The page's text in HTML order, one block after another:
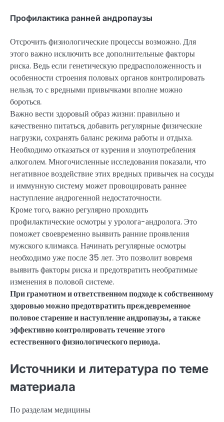
Профилактика ранней андропаузы
Отсрочить физиологические процессы возможно. Для
этого важно исключить все дополнительные факторы
риска. Ведь если генетическую предрасположенность и
особенности строения половых органов контролировать
нельзя, то с вредными привычками вполне можно
бороться.
Важно вести здоровый образ жизни: правильно и
качественно питаться, добавить регулярные физические
нагрузки, сохранять баланс режима работы и отдыха.
Необходимо отказаться от курения и злоупотребления
алкоголем. Многочисленные исследования показали, что
негативное воздействие этих вредных привычек на сосуды
и иммунную систему может провоцировать раннее
наступление андрогенной недостаточности.
Кроме того, важно регулярно проходить
профилактические осмотры у уролога-андролога. Это
поможет своевременно выявить ранние проявления
мужского климакса. Начинать регулярные осмотры
необходимо уже после 35 лет. Это позволит вовремя
выявить факторы риска и предотвратить необратимые
изменения в половой системе.
При грамотном и ответственном подходе к собственному
здоровью можно предотвратить преждевременное
половое старение и наступление андропаузы, а также
эффективно контролировать течение этого
естественного физиологического периода.
Источники и литература по теме
материала
По разделам медицины